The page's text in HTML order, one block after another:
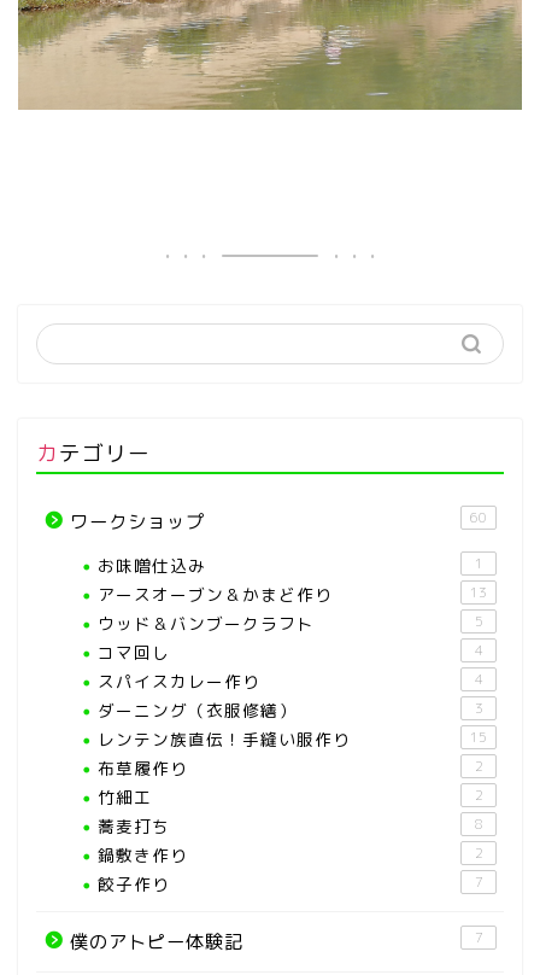
カテゴリー
ワークショップ 60
お味噌仕込み 1
アースオーブン＆かまど作り 13
ウッド＆バンブークラフト 5
コマ回し 4
スパイスカレー作り 4
ダーニング（衣服修繕） 3
レンテン族直伝！手縫い服作り 15
布草履作り 2
竹細工 2
蕎麦打ち 8
鍋敷き作り 2
餃子作り 7
僕のアトピー体験記 7